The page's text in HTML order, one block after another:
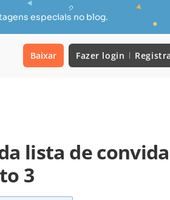
especiais no blog.
Baixar Fazer login
lista de
3